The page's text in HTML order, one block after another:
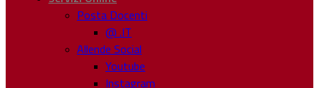
Posta Docenti
@ .IT
Allende Social
Youtube
Instagram